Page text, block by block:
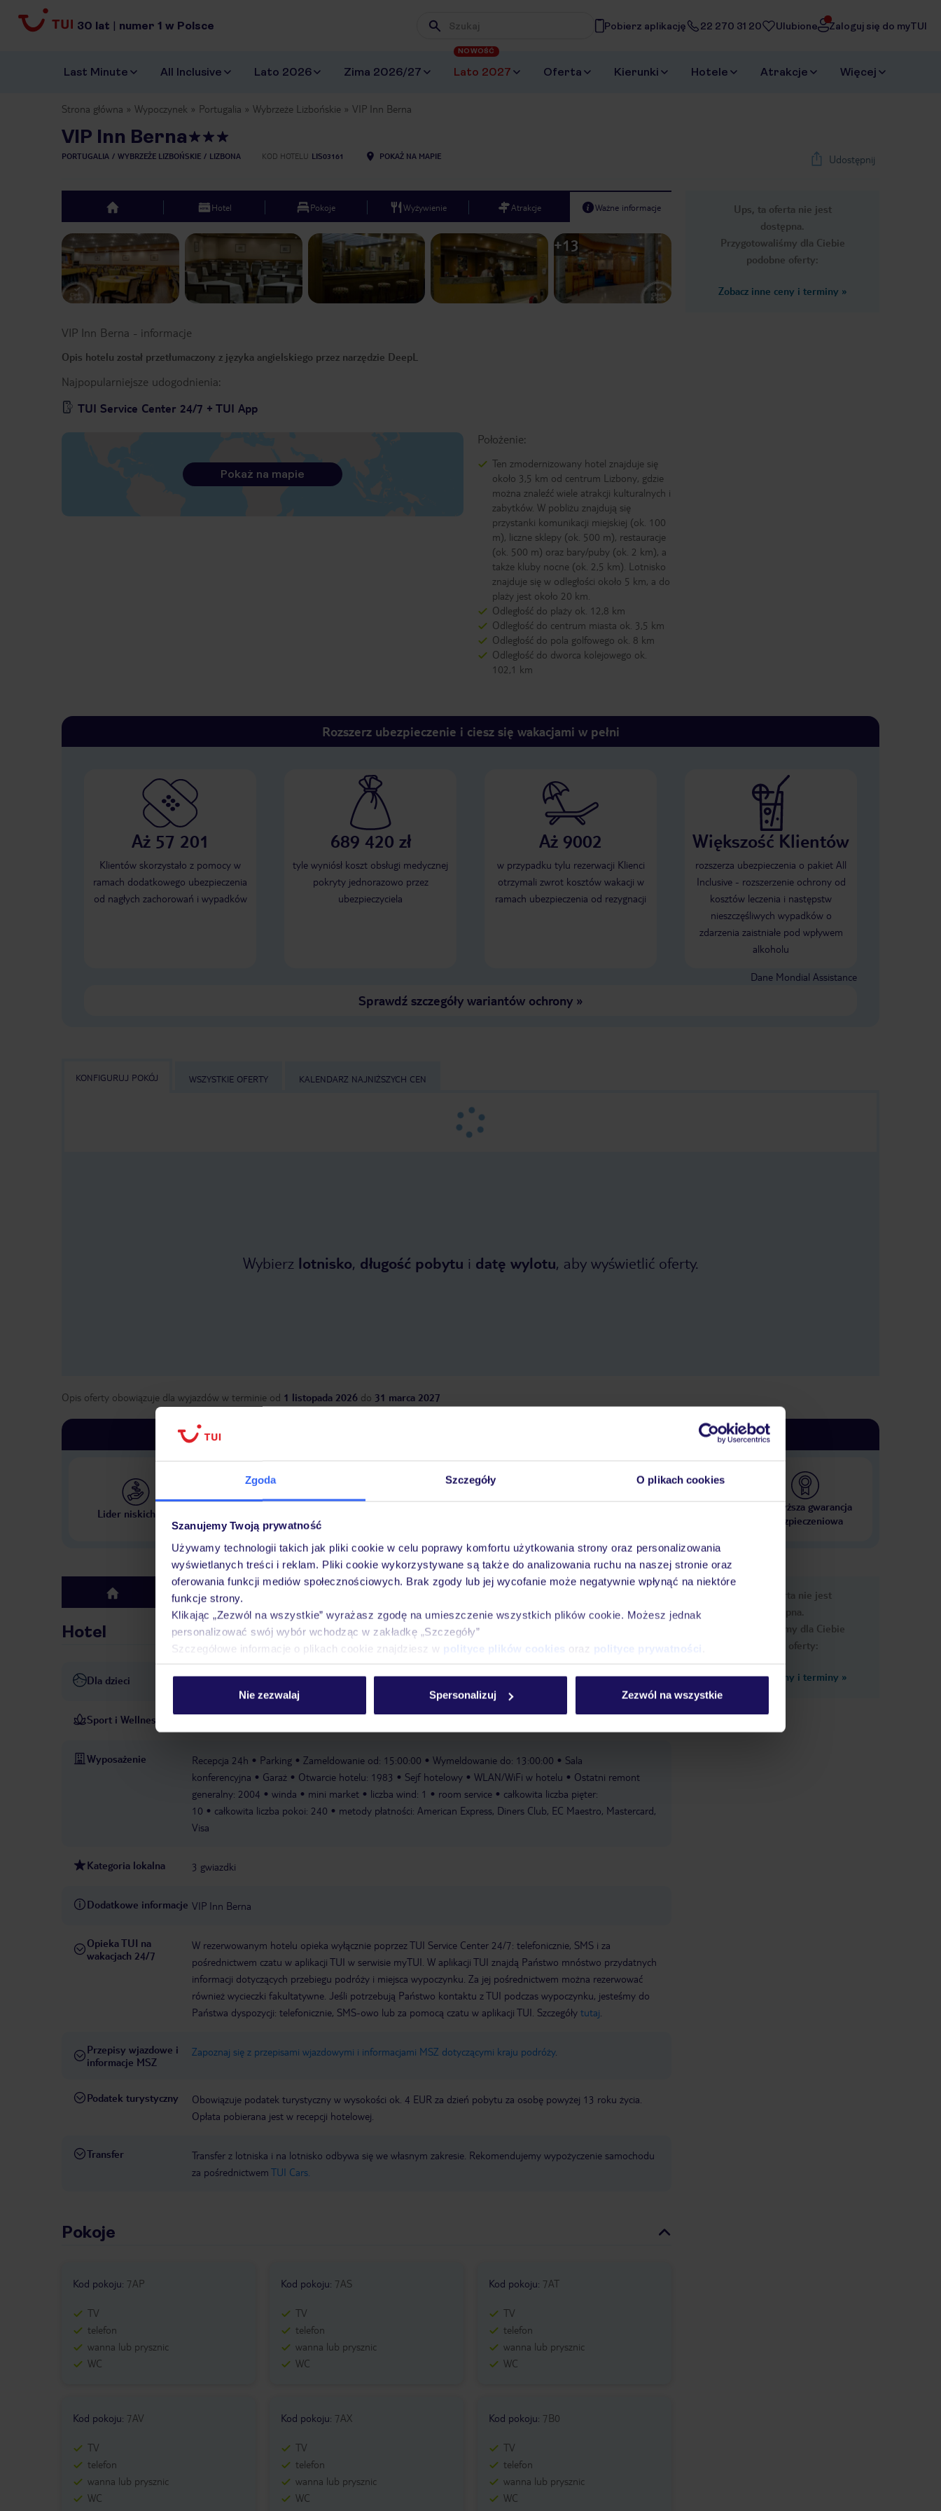
Zgoda Szczegóły O plikach cookies
Szanujemy Twoją prywatność
Używamy technologii takich jak pliki cookie w celu poprawy komfortu użytkowania strony oraz personalizowania
wyświetlanych treści i reklam. Pliki cookie wykorzystywane są także do analizowania ruchu na naszej stronie oraz
oferowania funkcji mediów społecznościowych. Brak zgody lub jej wycofanie może negatywnie wpłynąć na niektóre
funkcje strony.
Klikając „Zezwól na wszystkie” wyrażasz zgodę na umieszczenie wszystkich plików cookie. Możesz jednak
personalizować swój wybór wchodząc w zakładkę „Szczegóły”
Szczegółowe informacje o plikach cookie znajdziesz w polityce plików cookies oraz polityce prywatności
Nie zezwalaj Spersonalizuj Zezwól na wszystkie
30 lat | numer 1 w Polsce Wpisz frazę, której szukasz
Pobierz aplikację 22 270 31 20 Ulubione Zaloguj się do myTUI
Last Minute All Inclusive Lato 2026 Zima 2026/27 Lato 2027
NOWOŚĆ
Oferta Kierunki Hotele Atrakcje Więcej
Strona główna Wypoczynek Portugalia Wybrzeże Lizbońskie VIP Inn Berna
VIP Inn Berna
PORTUGALIA WYBRZEŻE LIZBOŃSKIE LIZBONA KOD HOTELU LIS03161 POKAŻ NA MAPIE Udostępnij
Ups, ta oferta nie jest
dostępna.
Przygotowaliśmy dla Ciebie
podobne oferty:
Zobacz inne ceny i terminy »
top Hotel Pokoje Wyżywienie Atrakcje Ważne informacje
Previous slide Next slide
1 /19
+13
VIP Inn Berna - informacje
Opis hotelu został przetłumaczony z języka angielskiego przez narzędzie DeepL
Najpopularniejsze udogodnienia:
TUI Service Center 24/7 + TUI App
Położenie:
Ten zmodernizowany hotel znajduje się
około 3,5 km od centrum Lizbony, gdzie
można znaleźć wiele atrakcji kulturalnych i
zabytków. W pobliżu znajdują się
przystanki komunikacji miejskiej (ok. 100
m), liczne sklepy (ok. 500 m), restauracje
(ok. 500 m) oraz bary/puby (ok. 2 km), a
także kluby nocne (ok. 2,5 km). Lotnisko
znajduje się w odległości około 5 km, a do
plaży jest około 20 km.
Odległość do plaży ok. 12,8 km
Odległość do centrum miasta ok. 3,5 km
Odległość do pola golfowego ok. 8 km
Odległość do dworca kolejowego ok.
102,1 km
Pokaż na mapie
Rozszerz ubezpieczenie i ciesz się wakacjami w pełni
Aż 57 201
Klientów skorzystało z pomocy w
ramach dodatkowego ubezpieczenia
od nagłych zachorowań i wypadków
689 420 zł
tyle wyniósł koszt obsługi medycznej
pokryty jednorazowo przez
ubezpieczyciela
Aż 9002
w przypadku tylu rezerwacji Klienci
otrzymali zwrot kosztów wakacji w
ramach ubezpieczenia od rezygnacji
Większość Klientów
rozszerza ubezpieczenia o pakiet All
Inclusive - rozszerzenie ochrony od
kosztów leczenia i następstw
nieszczęśliwych wypadków o
zdarzenia zaistniałe pod wpływem
alkoholu
Dane Mondial Assistance
Sprawdź szczegóły wariantów ochrony»
KONFIGURUJ POKÓJ WSZYSTKIE OFERTY KALENDARZ NAJNIŻSZYCH CEN
Wybierz lotnisko, długość pobytu i datę wylotu, aby wyświetlić oferty.
Opis oferty obowiązuje dla wyjazdów w terminie od 1 listopada 2026 do 31 marca 2027
Lider niskich cen
w Polsce
Najwyższa gwarancja
ubezpieczeniowa
top Hotel
Hotel
Dla dzieci
Sport i Wellness
Wyposażenie Recepcja 24h Parking Zameldowanie od: 15:00:00 Wymeldowanie do: 13:00:00
Sala
konferencyjna
Garaż Otwarcie hotelu: 1983 Sejf hotelowy WLAN/WiFi w hotelu
Ostatni remont
generalny: 2004
winda mini market liczba wind: 1 room service
całkowita liczba pięter:
10
całkowita liczba pokoi: 240
metody płatności: American Express, Diners Club, EC Maestro, Mastercard,
Visa
Kategoria lokalna 3 gwiazdki
Dodatkowe informacje VIP Inn Berna
Opieka TUI na
wakacjach 24/7
W rezerwowanym hotelu opieka wyłącznie poprzez TUI Service Center 24/7: telefonicznie, SMS i za
pośrednictwem czatu w aplikacji TUI w serwisie myTUI. W aplikacji TUI znajdą Państwo mnóstwo przydatnych
informacji dotyczących przebiegu podróży i miejsca wypoczynku. Za jej pośrednictwem można rezerwować
również wycieczki fakultatywne. Jeśli potrzebują Państwo kontaktu z TUI podczas wypoczynku, jesteśmy do
Państwa dyspozycji: telefonicznie, SMS-owo lub za pomocą czatu w aplikacji TUI. Szczegóły tutaj
Przepisy wjazdowe i
informacje MSZ
Zapoznaj się z przepisami wjazdowymi i informacjami MSZ dotyczącymi kraju podróży.
Podatek turystyczny
Obowiązuje podatek turystyczny w wysokości ok. 4 EUR za dzień pobytu za osobę powyżej 13 roku życia.
Opłata pobierana jest w recepcji hotelowej.
Transfer
Transfer z lotniska i na lotnisko odbywa się we własnym zakresie. Rekomendujemy wypożyczenie samochodu
za pośrednictwem TUI Cars.
Pokoje
Kod pokoju: 7AP
TV
telefon
wanna lub prysznic
WC
Kod pokoju: 7AS
TV
telefon
wanna lub prysznic
WC
Kod pokoju: 7AT
TV
telefon
wanna lub prysznic
WC
Kod pokoju: 7AV
TV
telefon
wanna lub prysznic
WC
Kod pokoju: 7AX
TV
telefon
wanna lub prysznic
WC
Kod pokoju: 7B0
TV
telefon
wanna lub prysznic
WC
Ups, ta oferta nie jest
dostępna.
Przygotowaliśmy dla Ciebie
podobne oferty:
Zobacz inne ceny i terminy »